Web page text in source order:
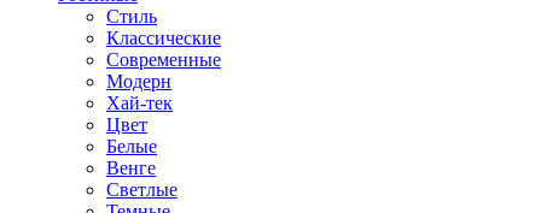
Стиль
Классические
Современные
Модерн
Хай-тек
Цвет
Белые
Венге
Светлые